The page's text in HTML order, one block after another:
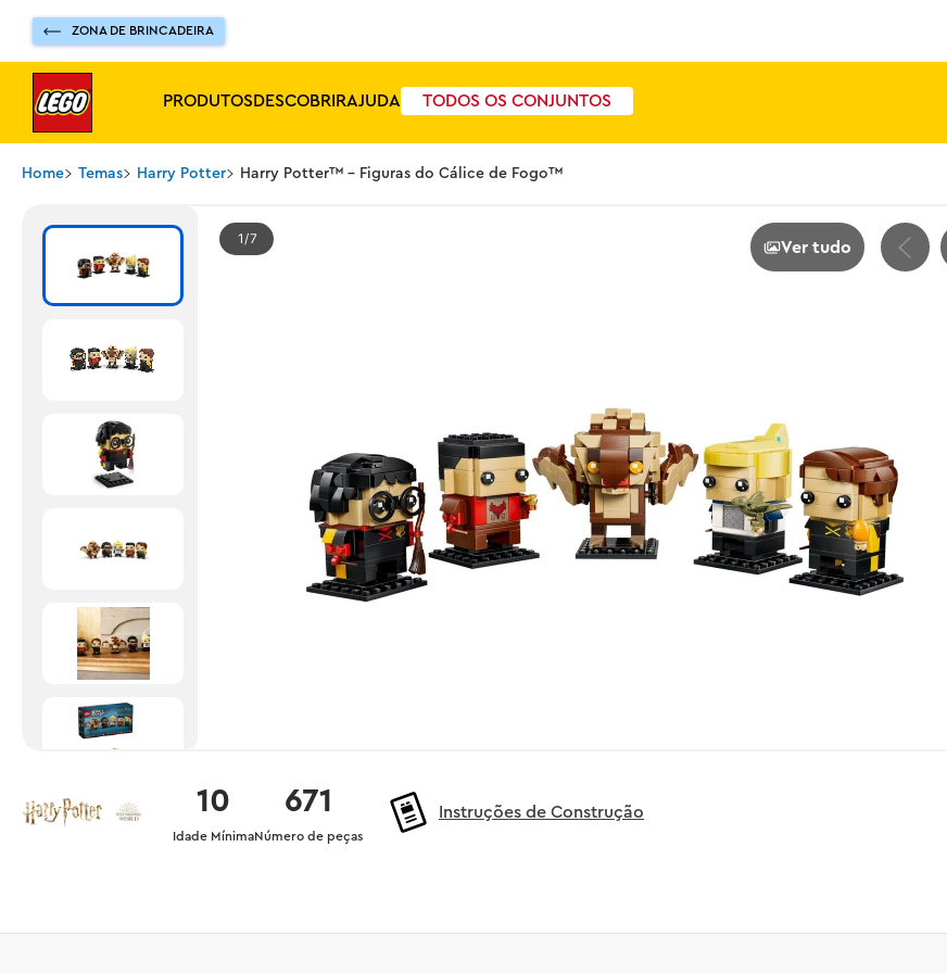
ZONA DE BRINCADEIRA
PRODUTOSDESCOBRIRAJUDA TODOS OS CONJUNTOS
Home Temas Harry Potter Harry Potter™ - Figuras do Cálice de Fogo™
1 7 Ver tudo
671
Número de peças
10
Idade Mínima
Instruções de Construção